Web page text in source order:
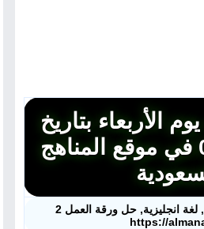
الأربعاء بتاريخ
2019-04-03 في موقع المناهج
انجليزية, حل ورقة العمل 2
https://